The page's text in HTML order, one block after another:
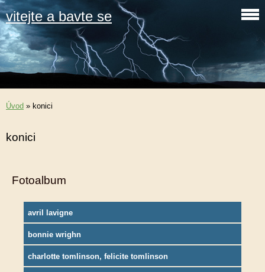
vitejte a bavte se
Úvod » konici
konici
Fotoalbum
avril lavigne
bonnie wrighn
charlotte tomlinson, felicite tomlinson